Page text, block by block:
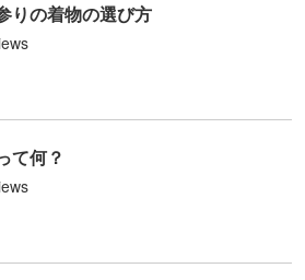
りの着物の選び方
て何？